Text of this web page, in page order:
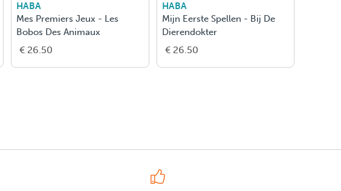
HABA
Mes Premiers Jeux - Les
Bobos Des Animaux
€ 26.50
HABA
Mijn Eerste Spellen - Bij De
Dierendokter
€ 26.50